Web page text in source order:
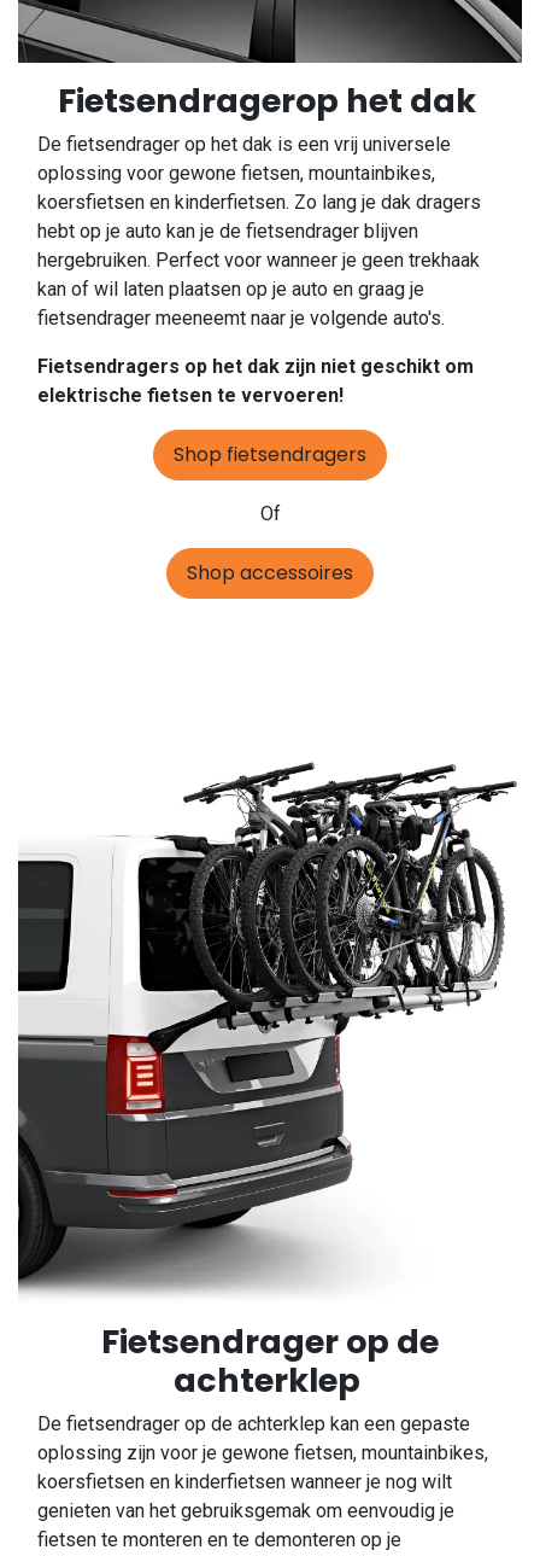
Fietsendragerop het dak
De fietsendrager op het dak is een vrij universele
oplossing voor gewone fietsen, mountainbikes,
koersfietsen en kinderfietsen. Zo lang je dak dragers
hebt op je auto kan je de fietsendrager blijven
hergebruiken. Perfect voor wanneer je geen trekhaak
kan of wil laten plaatsen op je auto en graag je
fietsendrager meeneemt naar je volgende auto's.
Fietsendragers op het dak zijn niet geschikt om
elektrische fietsen te vervoeren!
Shop fietsendragers
Of
Shop accessoires
Fietsendrager op de
achterklep
De fietsendrager op de achterklep kan een gepaste
oplossing zijn voor je gewone fietsen, mountainbikes,
koersfietsen en kinderfietsen wanneer je nog wilt
genieten van het gebruiksgemak om eenvoudig je
fietsen te monteren en te demonteren op je